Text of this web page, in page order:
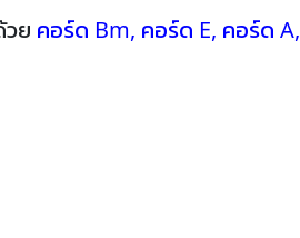
วย คอร์ด Bm, คอร์ด E, คอร์ด A,